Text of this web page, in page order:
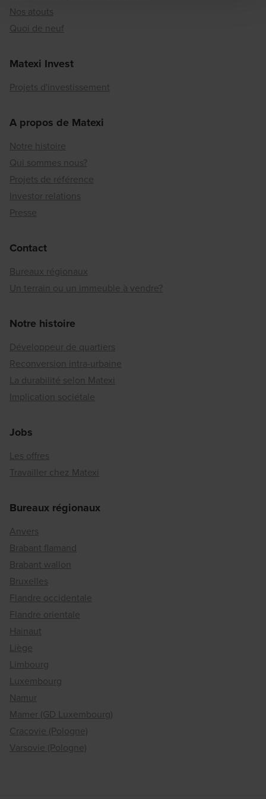
Nos atouts
Quoi de neuf
Matexi Invest
Projets d'investissement
A propos de Matexi
Notre histoire
Qui sommes nous?
Projets de référence
Investor relations
Presse
Contact
Bureaux régionaux
Un terrain ou un immeuble à vendre?
Notre histoire
Développeur de quartiers
Reconversion intra-urbaine
La durabilité selon Matexi
Implication sociétale
Jobs
Les offres
Travailler chez Matexi
Bureaux régionaux
Anvers
Brabant flamand
Brabant wallon
Bruxelles
Flandre occidentale
Flandre orientale
Hainaut
Liège
Limbourg
Luxembourg
Namur
Mamer (GD Luxembourg)
Cracovie (Pologne)
Varsovie (Pologne)